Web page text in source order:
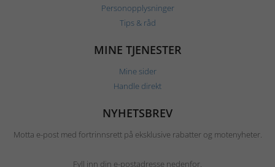
Personopplysninger
Tips & råd
MINE TJENESTER
Mine sider
Handle direkt
NYHETSBREV
Motta e-post med fortrinnsrett på eksklusive rabatter og motenyheter.
Fyll inn din e-postadresse nedenfor.